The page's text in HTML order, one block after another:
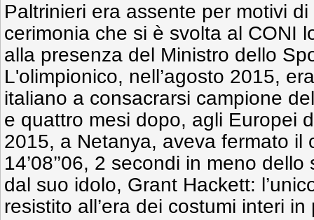
Paltrinieri era assente per motivi
cerimonia che si è svolta al CONI
alla presenza del Ministro dello
L'olimpionico, nell’agosto 2015,
italiano a consacrarsi campione
e quattro mesi dopo, agli Europei
2015, a Netanya, aveva fermato il
14’08’’06, 2 secondi in meno
dal suo idolo, Grant Hackett:
resistito all’era dei costumi interi